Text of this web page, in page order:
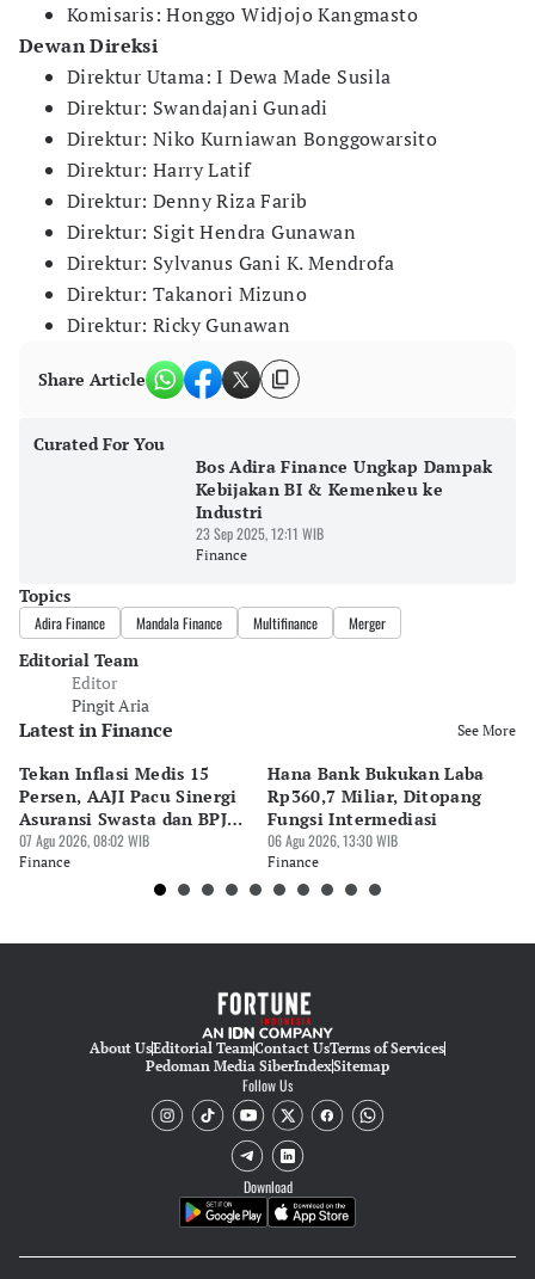
Komisaris: Honggo Widjojo Kangmasto
Dewan Direksi
Direktur Utama: I Dewa Made Susila
Direktur: Swandajani Gunadi
Direktur: Niko Kurniawan Bonggowarsito
Direktur: Harry Latif
Direktur: Denny Riza Farib
Direktur: Sigit Hendra Gunawan
Direktur: Sylvanus Gani K. Mendrofa
Direktur: Takanori Mizuno
Direktur: Ricky Gunawan
Share Article
Curated For You
Bos Adira Finance Ungkap Dampak
Kebijakan BI & Kemenkeu ke
Industri
23 Sep 2025, 12:11 WIB
Finance
Topics
Adira Finance Mandala Finance Multifinance Merger
Editorial Team
Editor
Pingit Aria
Latest in Finance See More
Tekan Inflasi Medis 15
Persen, AAJI Pacu Sinergi
Asuransi Swasta dan BPJS
Kesehatan
07 Agu 2026, 08:02 WIB
Finance
Hana Bank Bukukan Laba
Rp360,7 Miliar, Ditopang
Fungsi Intermediasi
06 Agu 2026, 13:30 WIB
Finance
About UsEditorial TeamContact UsTerms of Services
Pedoman Media SiberIndexSitemap
Follow Us
Download